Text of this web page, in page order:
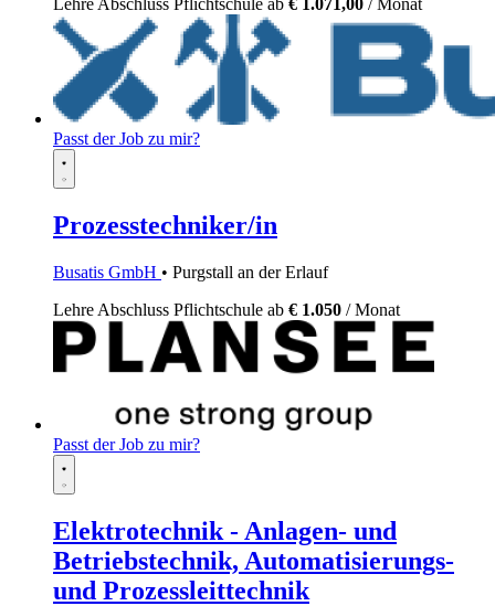
Passt der Job zu mir?
Prozesstechniker/in
Busatis GmbH • Purgstall an der Erlauf
Lehre Abschluss Pflichtschule ab € 1.050 / Monat
Passt der Job zu mir?
Elektrotechnik - Anlagen- und
Betriebstechnik, Automatisierungs-
und Prozessleittechnik